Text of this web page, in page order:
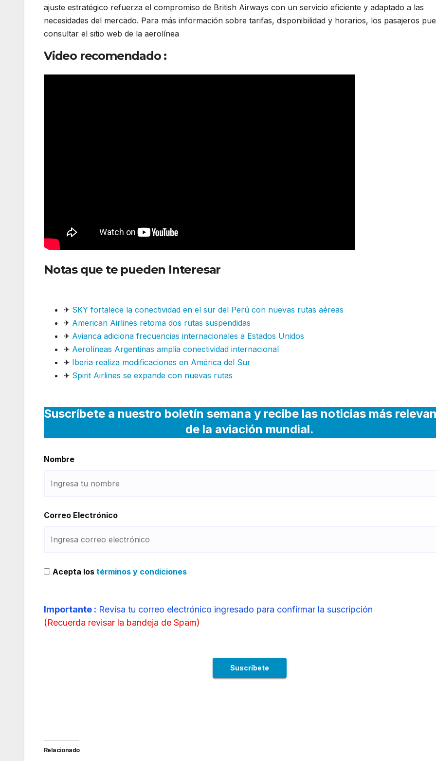
ajuste estratégico refuerza el compromiso de British Airways con un servicio eficiente y adaptado a las
necesidades del mercado. Para más información sobre tarifas, disponibilidad y horarios, los pasajeros
consultar el sitio web de la aerolínea
Video recomendado :
Notas que te pueden Interesar
✈ SKY fortalece la conectividad en el sur del Perú con nuevas rutas aéreas
✈ American Airlines retoma dos rutas suspendidas
✈ Avianca adiciona frecuencias internacionales a Estados Unidos
✈ Aerolíneas Argentinas amplia conectividad internacional
✈ Iberia realiza modificaciones en América del Sur
✈ Spirit Airlines se expande con nuevas rutas
Suscríbete a nuestro boletín semana y recibe las noticias más
de la aviación mundial.
Nombre
Correo Electrónico
Acepta los términos y condiciones
Importante : Revisa tu correo electrónico ingresado para confirmar la suscripción
(Recuerda revisar la bandeja de Spam)
Relacionado